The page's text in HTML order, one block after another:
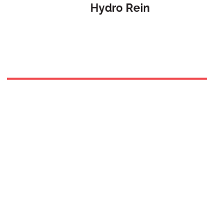
Hydro Rein